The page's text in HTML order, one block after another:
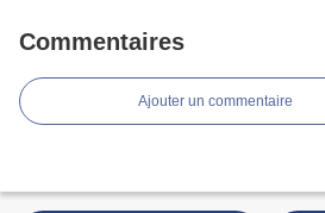
Commentaires
Ajouter un commentaire